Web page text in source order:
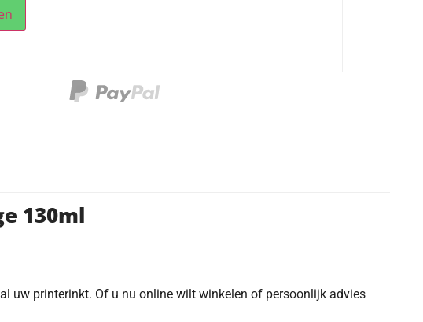
130ml
uw printerinkt. Of u nu online wilt winkelen of persoonlijk advies